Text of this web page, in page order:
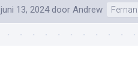
juni 13, 2024 door Andrew